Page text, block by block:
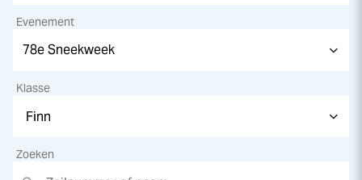
Evenement
Klasse
Zoeken